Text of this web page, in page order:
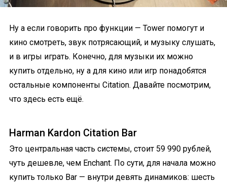
Ну а если говорить про функции — Tower помогут и
кино смотреть, звук потрясающий, и музыку слушать,
и в игры играть. Конечно, для музыки их можно
купить отдельно, ну а для кино или игр понадобятся
остальные компоненты Citation. Давайте посмотрим,
что здесь есть ещё.
Harman Kardon Citation Bar
Это центральная часть системы, стоит 59 990 рублей,
чуть дешевле, чем Enchant. По сути, для начала можно
купить только Bar — внутри девять динамиков: шесть